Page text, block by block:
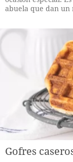
abuela que dan
Gofres